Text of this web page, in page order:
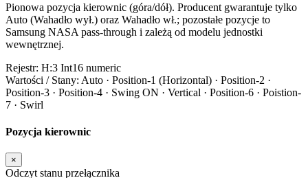
Pionowa pozycja kierownic (góra/dół). Producent gwarantuje tylko
Auto (Wahadło wył.) oraz Wahadło wł.; pozostałe pozycje to
Samsung NASA pass-through i zależą od modelu jednostki
wewnętrznej.
Rejestr: H:3 Int16 numeric
Wartości / Stany: Auto · Position-1 (Horizontal) · Position-2 ·
Position-3 · Position-4 · Swing ON · Vertical · Position-6 · Poistion-
7 · Swirl
Pozycja kierownic
×
Odczyt stanu przełącznika